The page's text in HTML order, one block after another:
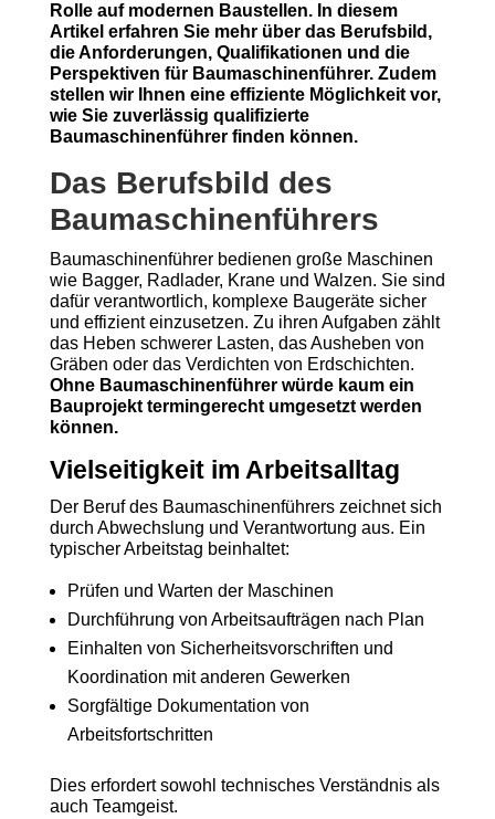
Rolle auf modernen Baustellen. In diesem
Artikel erfahren Sie mehr über das Berufsbild,
die Anforderungen, Qualifikationen und die
Perspektiven für Baumaschinenführer. Zudem
stellen wir Ihnen eine effiziente Möglichkeit vor,
wie Sie zuverlässig qualifizierte
Baumaschinenführer finden können.
Das Berufsbild des
Baumaschinenführers
Baumaschinenführer bedienen große Maschinen
wie Bagger, Radlader, Krane und Walzen. Sie sind
dafür verantwortlich, komplexe Baugeräte sicher
und effizient einzusetzen. Zu ihren Aufgaben zählt
das Heben schwerer Lasten, das Ausheben von
Gräben oder das Verdichten von Erdschichten.
Ohne Baumaschinenführer würde kaum ein
Bauprojekt termingerecht umgesetzt werden
können.
Vielseitigkeit im Arbeitsalltag
Der Beruf des Baumaschinenführers zeichnet sich
durch Abwechslung und Verantwortung aus. Ein
typischer Arbeitstag beinhaltet:
Prüfen und Warten der Maschinen
Durchführung von Arbeitsaufträgen nach Plan
Einhalten von Sicherheitsvorschriften und
Koordination mit anderen Gewerken
Sorgfältige Dokumentation von
Arbeitsfortschritten
Dies erfordert sowohl technisches Verständnis als
auch Teamgeist.